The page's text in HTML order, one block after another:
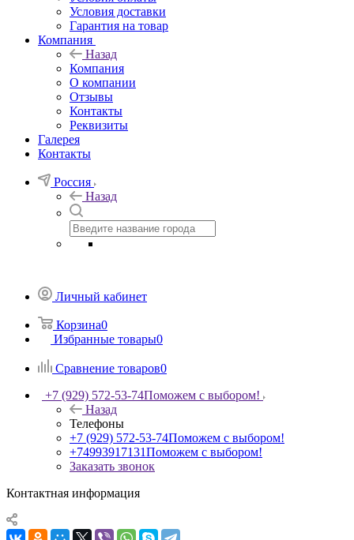
Условия доставки
Гарантия на товар
Компания
Назад
Компания
О компании
Отзывы
Контакты
Реквизиты
Галерея
Контакты
Россия
Назад
Личный кабинет
Корзина0
Избранные товары0
Сравнение товаров0
+7 (929) 572-53-74Поможем с выбором!
Назад
Телефоны
+7 (929) 572-53-74Поможем с выбором!
+74993917131Поможем с выбором!
Заказать звонок
Контактная информация